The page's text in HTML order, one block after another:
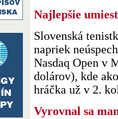
Najlepšie
Slovenská
napriek
Nasdaq Open v
dolárov), kde
hráčka už v 2.
Vyrovnal sa